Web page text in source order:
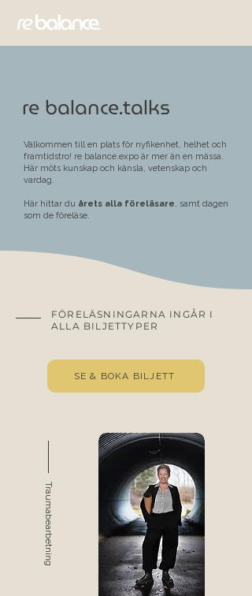
re balance.talks
Välkommen till en plats för nyfikenhet, helhet och
framtidstro! re balance.expo är mer än en mässa.
Här möts kunskap och känsla, vetenskap och
vardag.
Här hittar du årets alla föreläsare, samt dagen
som de föreläse.
FÖRELÄSNINGARNA INGÅR I
ALLA BILJETTYPER
SE & BOKA BILJETT
Traumabearbetning